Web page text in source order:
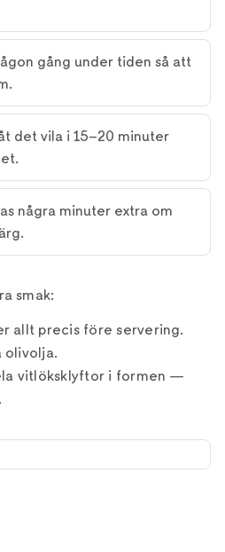
gång under tiden så att
det vila i 15–20 minuter
några minuter extra om
smak:
allt precis före servering.
olivolja.
vitlöksklyftor i formen —